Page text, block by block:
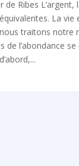
de Ribes L’argent,
La vie
traitons notre
de l’abondance